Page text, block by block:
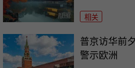
相关
普京访华前
警示欧洲